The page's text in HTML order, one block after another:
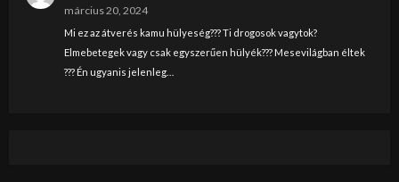
március 20, 2024
Mi ez az átverés kamu hülyeség??? Ti drogosok vagytok?
Elmebetegek vagy csak egyszerűen hülyék??? Mesevilágban éltek
??? Én ugyanis jelenleg…